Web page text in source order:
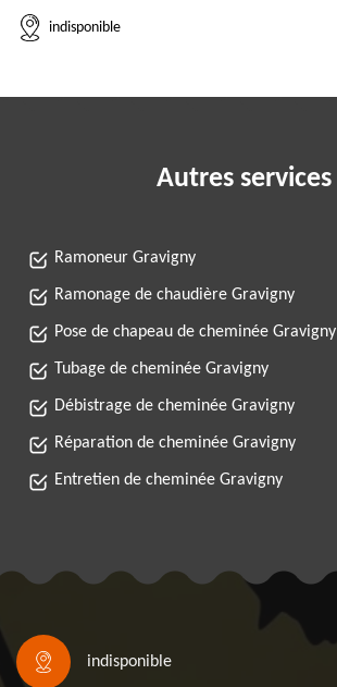
indisponible
Autres services
Ramoneur Gravigny
Ramonage de chaudière Gravigny
Pose de chapeau de cheminée Gravigny
Tubage de cheminée Gravigny
Débistrage de cheminée Gravigny
Réparation de cheminée Gravigny
Entretien de cheminée Gravigny
indisponible